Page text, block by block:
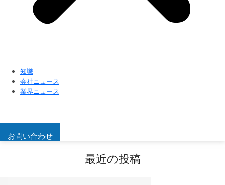
知識
会社ニュース
業界ニュース
お問い合わせ
最近の投稿